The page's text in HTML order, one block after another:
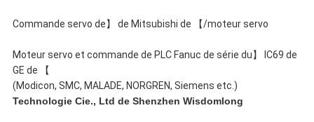
Commande servo de】 de Mitsubishi de 【/moteur servo
Moteur servo et commande de PLC Fanuc de série du】 IC69 de
GE de 【
(Modicon, SMC, MALADE, NORGREN, Siemens etc.)
Technologie Cie., Ltd de Shenzhen Wisdomlong